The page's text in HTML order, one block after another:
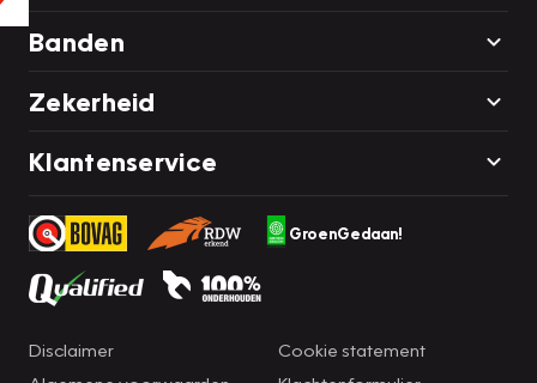
Banden
Zekerheid
Klantenservice
GroenGedaan!
Disclaimer
Cookie statement